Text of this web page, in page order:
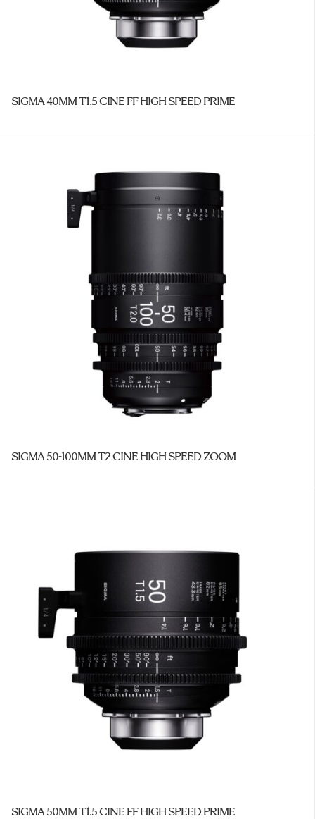
SIGMA 40MM T1.5 CINE FF HIGH SPEED PRIME
SIGMA 50-100MM T2 CINE HIGH SPEED ZOOM
SIGMA 50MM T1.5 CINE FF HIGH SPEED PRIME